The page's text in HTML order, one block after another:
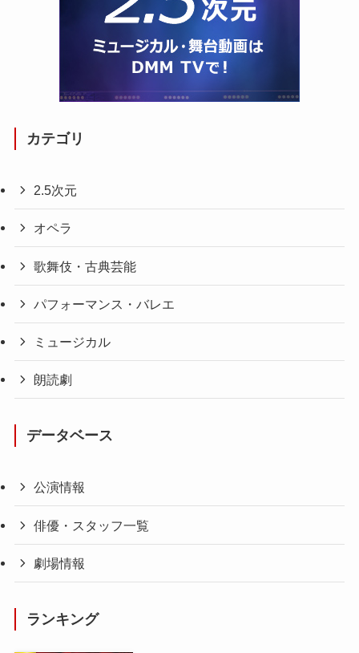
カテゴリ
2.5次元
オペラ
歌舞伎・古典芸能
パフォーマンス・バレエ
ミュージカル
朗読劇
データベース
公演情報
俳優・スタッフ一覧
劇場情報
ランキング